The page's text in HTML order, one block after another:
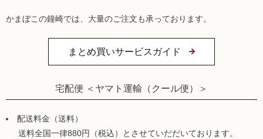
かまぼこの鐘崎では、大量のご注文も承っております。
まとめ買いサービスガイド
宅配便 ＜ヤマト運輸（クール便）＞
配送料金（送料）
送料全国一律880円（税込）とさせていだだいております。